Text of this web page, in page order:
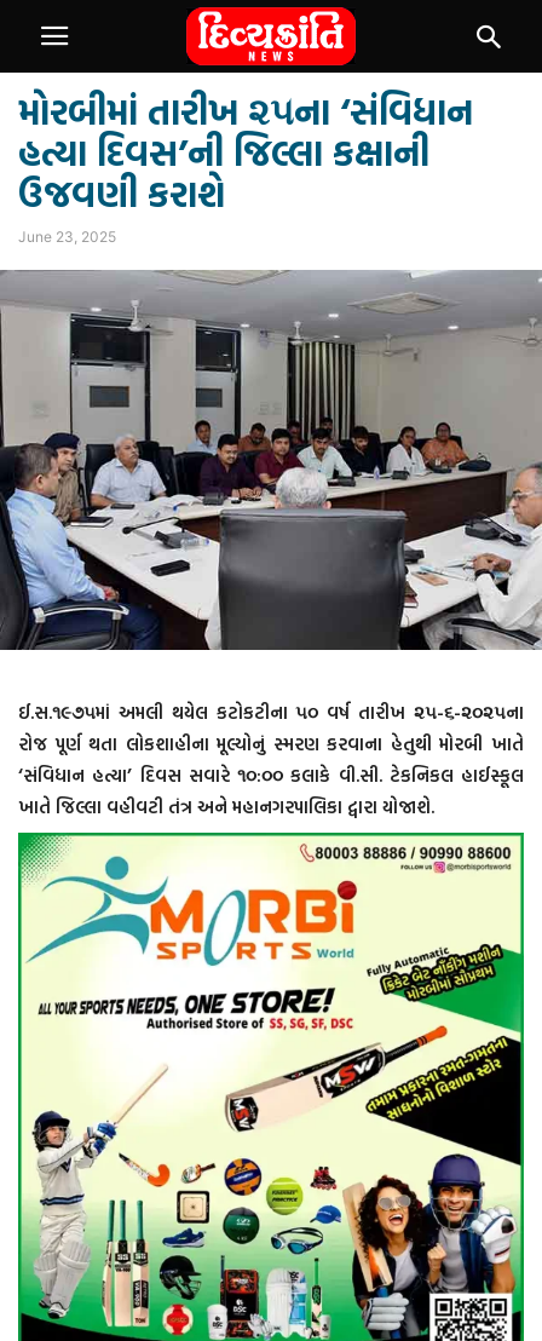
મોરબીમાં તારીખ‌ ૨૫ના ‘સંવિધાન
હત્યા દિવસ’ની જિલ્લા કક્ષાની
ઉજવણી કરાશે
June 23, 2025
ઈ‌.સ.૧૯૭૫માં અમલી થયેલ કટોકટીના ૫૦ વર્ષ તારીખ ૨૫-૬-૨૦૨૫ના
રોજ પૂર્ણ થતા લોકશાહીના મૂલ્યોનું સ્મરણ કરવાના હેતુથી મોરબી ખાતે
‘સંવિધાન હત્યા’ દિવસ સવારે ૧૦:૦૦ કલાકે વી.સી. ટેકનિકલ હાઈસ્કૂલ
ખાતે જિલ્લા વહીવટી તંત્ર અને મહાનગરપાલિકા દ્વારા યોજાશે.